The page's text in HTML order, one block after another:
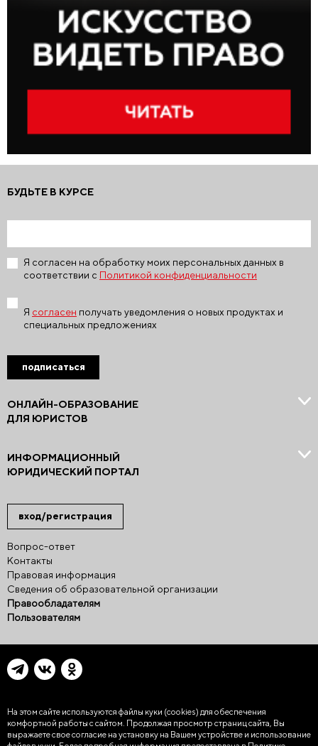
вход/регистрация
Вопрос-ответ
Контакты
Правовая информация
Сведения об образовательной организации
Правообладателям
Пользователям
ОНЛАЙН-ОБРАЗОВАНИЕ
ДЛЯ ЮРИСТОВ
ИНФОРМАЦИОННЫЙ
ЮРИДИЧЕСКИЙ ПОРТАЛ
БУДЬТЕ В КУРСЕ
Я согласен на обработку моих персональных данных в
соответствии с Политикой конфиденциальности
Я согласен получать уведомления о новых продуктах и
специальных предложениях
подписаться
На этом сайте используются файлы куки (cookies) для обеспечения
комфортной работы с сайтом. Продолжая просмотр страниц сайта, Вы
выражаете свое согласие на установку на Вашем устройстве и использование